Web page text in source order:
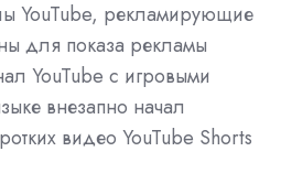
YouTube, рекламирующие
для показа рекламы
YouTube с игровыми
внезапно начал
видео YouTube Shorts